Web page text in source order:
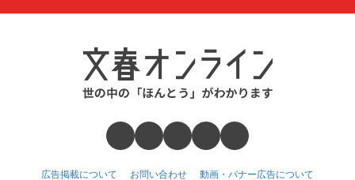
広告掲載について お問い合わせ 動画・バナー広告について